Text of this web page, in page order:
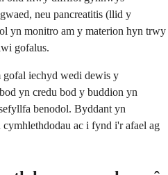
neu pancreatitis (llid y
yn monitro am y materion hyn trwy
gofalus.
iechyd wedi dewis y
yn credu bod y buddion yn
benodol. Byddant yn
ac i fynd i'r afael ag